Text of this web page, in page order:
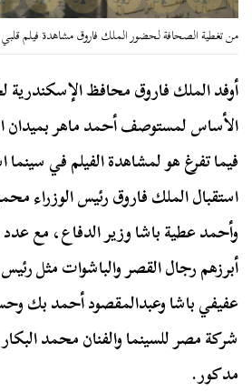
من تغطية الصحافة لحضور الملك فاروق مشاهدة فيلم
أوفد الملك فاروق محافظ
الأساس لمستوصف أحمد ماهر بميدان
فيما تفرغ هو لمشاهدة الفيلم في
استقبال الملك فاروق رئيس الوزراء
وأحمد عطية باشا وزير الدفاع، مع
أبرزهم رجال القصر والباشوات مثل
عفيفي باشا وعبدالمقصود أحمد بك
شركة مصر للسينما والفنان محمد
مدكور.